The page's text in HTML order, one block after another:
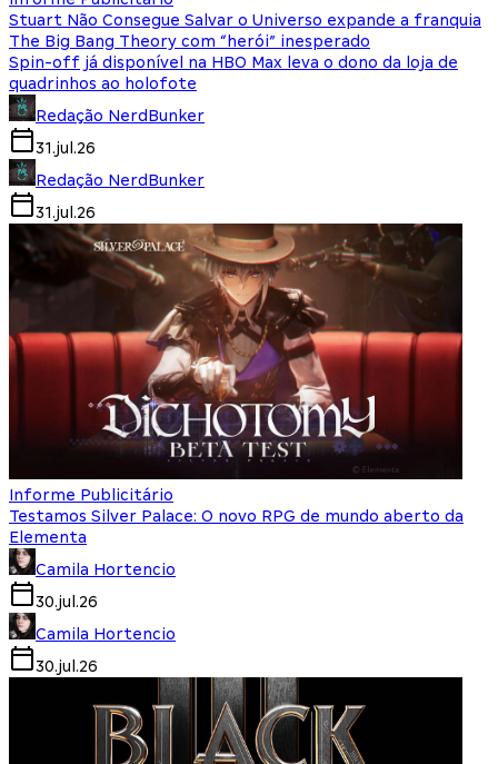
Stuart Não Consegue Salvar o Universo expande a franquia
The Big Bang Theory com “herói” inesperado
Spin-off já disponível na HBO Max leva o dono da loja de
quadrinhos ao holofote
Redação NerdBunker
31.jul.26
Redação NerdBunker
31.jul.26
Informe Publicitário
Testamos Silver Palace: O novo RPG de mundo aberto da
Elementa
Camila Hortencio
30.jul.26
Camila Hortencio
30.jul.26